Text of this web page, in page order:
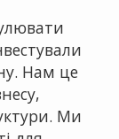
Нам це
Ми